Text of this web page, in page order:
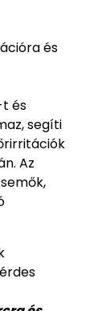
és
t és
segíti
Az